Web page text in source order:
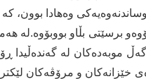
وەھادا بوون،
برسێتی بڵاو بووبۆوە.لە
موبەدەکان لە
خێزانەکان و مرۆڤەکان